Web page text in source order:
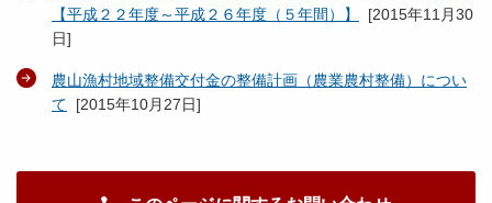
【平成２２年度～平成２６年度（５年間）】
[2015年11月30
日]
農山漁村地域整備交付金の整備計画（農業農村整備）につい
て [2015年10月27日]